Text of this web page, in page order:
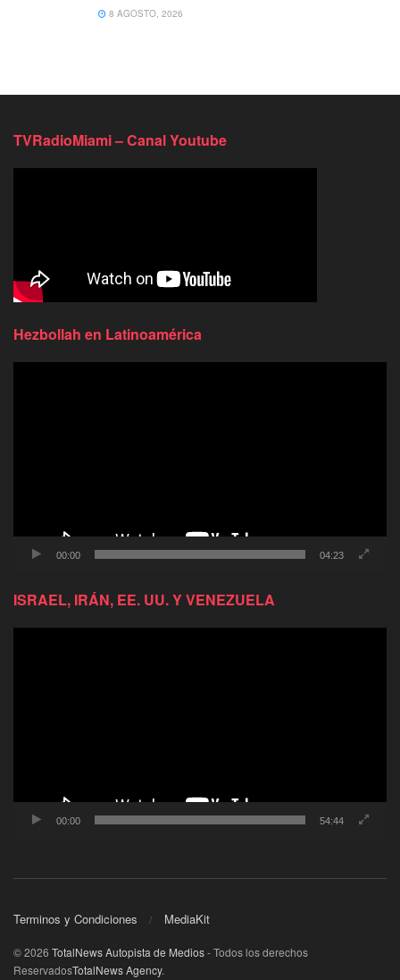
8 AGOSTO, 2026
TVRadioMiami – Canal Youtube
Hezbollah en Latinoamérica
00:00 04:23
ISRAEL, IRÁN, EE. UU. Y VENEZUELA
00:00 54:44
Terminos y Condiciones MediaKit
© 2026 TotalNews Autopista de Medios- Todos los derechos
ReservadosTotalNews Agency.